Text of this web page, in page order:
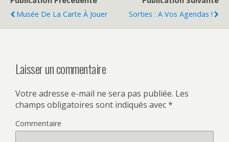
Musée De La Carte À Jouer
Sorties : A Vos Agendas !
Laisser un commentaire
Votre adresse e-mail ne sera pas publiée. Les
champs obligatoires sont indiqués avec*
Commentaire